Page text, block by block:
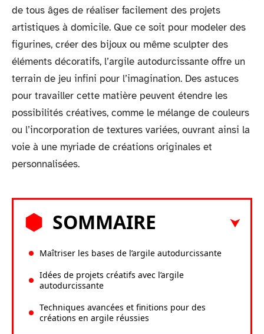
de tous âges de réaliser facilement des projets
artistiques à domicile. Que ce soit pour modeler des
figurines, créer des bijoux ou même sculpter des
éléments décoratifs, l’argile autodurcissante offre un
terrain de jeu infini pour l’imagination. Des astuces
pour travailler cette matière peuvent étendre les
possibilités créatives, comme le mélange de couleurs
ou l’incorporation de textures variées, ouvrant ainsi la
voie à une myriade de créations originales et
personnalisées.
SOMMAIRE
Maîtriser les bases de l’argile autodurcissante
Idées de projets créatifs avec l’argile
autodurcissante
Techniques avancées et finitions pour des
créations en argile réussies